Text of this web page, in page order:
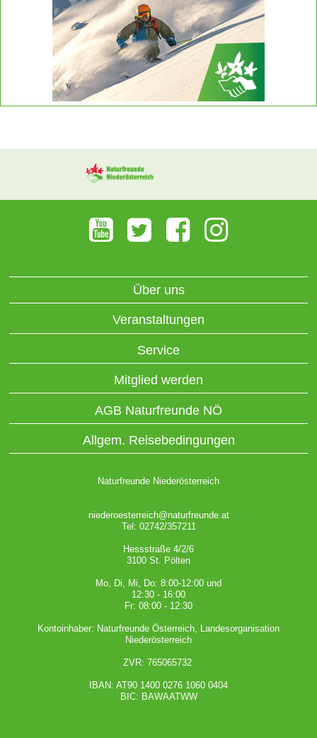
Über uns
Veranstaltungen
Service
Mitglied werden
AGB Naturfreunde NÖ
Allgem. Reisebedingungen
Naturfreunde Niederösterreich
niederoesterreich@naturfreunde.at
Tel: 02742/357211
Hessstraße 4/2/6
3100 St. Pölten
Mo, Di, Mi, Do: 8:00-12:00 und
12:30 - 16:00
Fr: 08:00 - 12:30
Kontoinhaber: Naturfreunde Österreich, Landesorganisation
Niederösterreich
ZVR: 765065732
IBAN: AT90 1400 0276 1060 0404
BIC: BAWAATWW